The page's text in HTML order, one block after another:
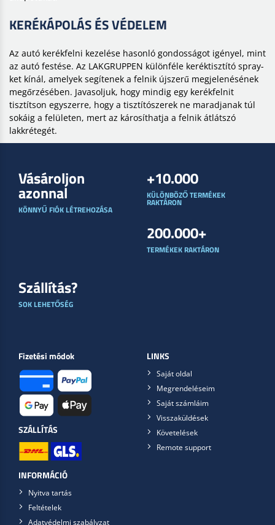
KERÉKÁPOLÁS ÉS VÉDELEM
Az autó kerékfelni kezelése hasonló gondosságot igényel, mint
az autó festése. Az LAKGRUPPEN különféle keréktisztító spray-
ket kínál, amelyek segítenek a felnik újszerű megjelenésének
megőrzésében. Javasoljuk, hogy mindig egy kerékfelnit
tisztítson egyszerre, hogy a tisztítószerek ne maradjanak túl
sokáig a felületen, mert az károsíthatja a felnik átlátszó
lakkrétegét.
Vásároljon
azonnal
KÖNNYŰ FIÓK LÉTREHOZÁSA
+10.000
KÜLÖNBÖZŐ TERMÉKEK
RAKTÁRON
200.000+
TERMÉKEK RAKTÁRON
Szállítás?
SOK LEHETŐSÉG
Fizetési módok
SZÁLLÍTÁS
LINKS
Saját oldal
Megrendeléseim
Saját számláim
Visszaküldések
Követelések
Remote support
INFORMÁCIÓ
Nyitva tartás
Feltételek
Adatvédelmi szabályzat